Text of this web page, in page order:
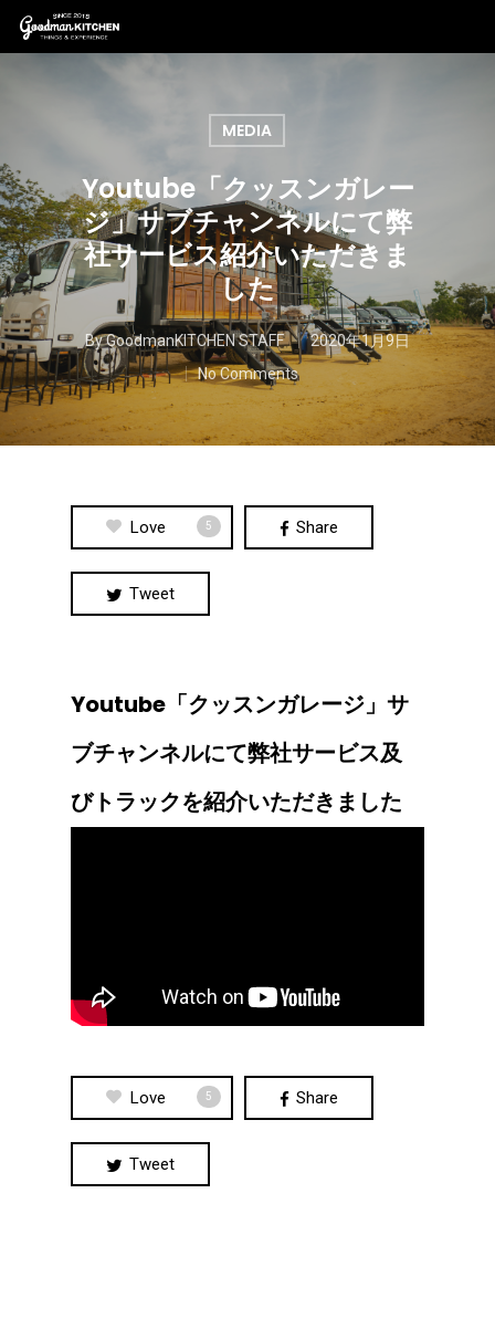
MEDIA
Youtube「クッスンガレー
ジ」サブチャンネルにて弊
社サービス紹介いただきま
した
ByGoodmanKITCHEN STAFF
2020年1月9日
No Comments
Love 5 Share
Tweet
Youtube「クッスンガレージ」サ
ブチャンネルにて弊社サービス及
びトラックを紹介いただきました
Love 5 Share
Tweet